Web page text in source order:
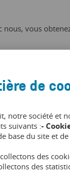
nous, vous
Gérer
Les créneaux
dépendent
jour en temps réel
vente.
de
notre société et
suivants :-
base du site et
des
des